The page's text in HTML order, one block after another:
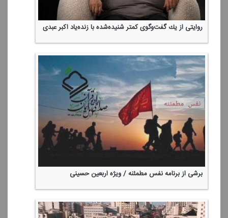
روایتی از یك گفت‌وگوی كمتر شنیده‌شده با زنده‌یاد اكبر عبدی
برشی از برنامه نفس مطمئنه / ویژه اربعین حسینی